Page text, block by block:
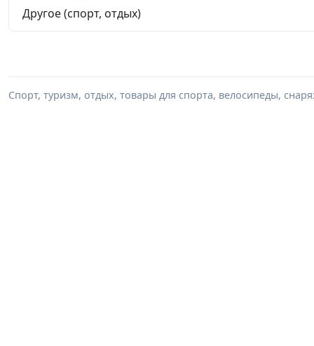
Другое (спорт, отдых)
Спорт, туризм, отдых, товары для спорта, велосипеды,